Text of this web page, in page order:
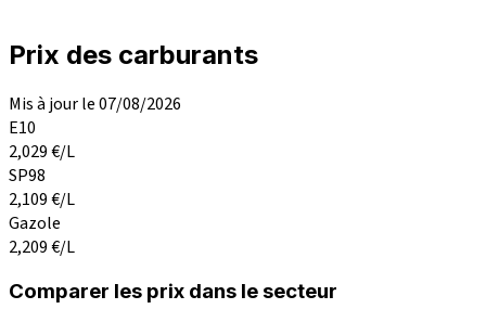
Prix des carburants
Mis à jour le 07/08/2026
E10
2,029€/L
SP98
2,109€/L
Gazole
2,209€/L
Comparer les prix dans le secteur